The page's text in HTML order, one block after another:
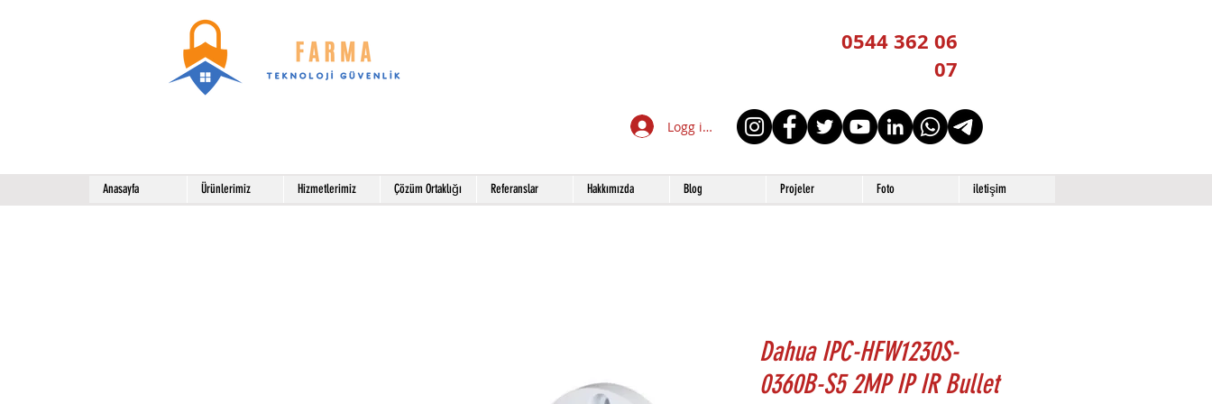
0544 362 06
07
Logg inn
Anasayfa Ürünlerimiz Hizmetlerimiz Çözüm Ortaklığı Referanslar Hakkımızda Blog Projeler Foto iletişim
Dahua IPC-HFW1230S-
0360B-S5 2MP IP IR Bullet